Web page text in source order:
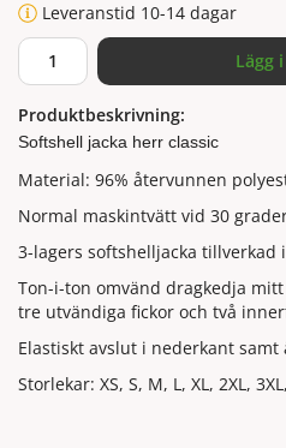
Leveranstid 10-14 dagar
Lägg
Produktbeskrivning:
Softshell jacka herr classic
Material: 96% återvunnen
Normal maskintvätt vid 30
3-lagers softshelljacka tillverkad
Ton-i-ton omvänd dragkedja
tre utvändiga fickor och två
Elastiskt avslut i nederkant samt
Storlekar: XS, S, M, L, XL, 2XL,